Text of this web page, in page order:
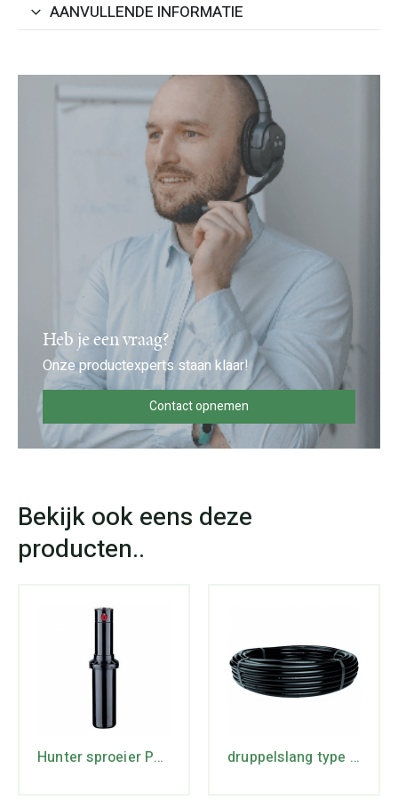
AANVULLENDE INFORMATIE
Heb je een vraag?
Onze productexperts staan klaar!
Contact opnemen
Hunter sproeier PGP-ULTRA-12 druppelslang type 16 rollengte 25 mtr. max lente 74 mtr.